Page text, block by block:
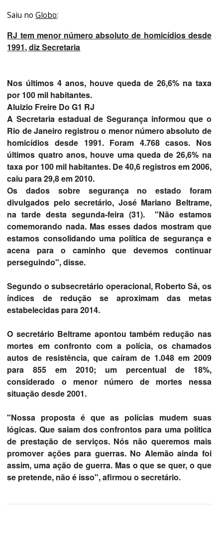
Saiu noGlobo:
RJ tem menor número absoluto de homicídios desde
1991, diz Secretaria
Nos últimos 4 anos, houve queda de 26,6% na taxa
por 100 mil habitantes.
Aluizio Freire Do G1 RJ
A Secretaria estadual de Segurança informou que o
Rio de Janeiro registrou o menor número absoluto de
homicídios desde 1991. Foram 4.768 casos. Nos
últimos quatro anos, houve uma queda de 26,6% na
taxa por 100 mil habitantes. De 40,6 registros em 2006,
caiu para 29,8 em 2010.
Os dados sobre segurança no estado foram
divulgados pelo secretário, José Mariano Beltrame,
na tarde desta segunda-feira (31). "Não estamos
comemorando nada. Mas esses dados mostram que
estamos consolidando uma política de segurança e
acena para o caminho que devemos continuar
perseguindo", disse.
Segundo o subsecretário operacional, Roberto Sá, os
índices de redução se aproximam das metas
estabelecidas para 2014.
O secretário Beltrame apontou também redução nas
mortes em confronto com a polícia, os chamados
autos de resistência, que caíram de 1.048 em 2009
para 855 em 2010; um percentual de 18%,
considerado o menor número de mortes nessa
situação desde 2001.
"Nossa proposta é que as polícias mudem suas
lógicas. Que saiam dos confrontos para uma política
de prestação de serviços. Nós não queremos mais
promover ações para guerras. No Alemão ainda foi
assim, uma ação de guerra. Mas o que se quer, o que
se pretende, não é isso", afirmou o secretário.